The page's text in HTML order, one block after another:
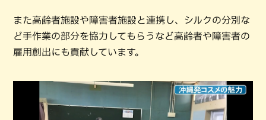
また高齢者施設や障害者施設と連携し、シルクの分別な
ど手作業の部分を協力してもらうなど高齢者や障害者の
雇用創出にも貢献しています。